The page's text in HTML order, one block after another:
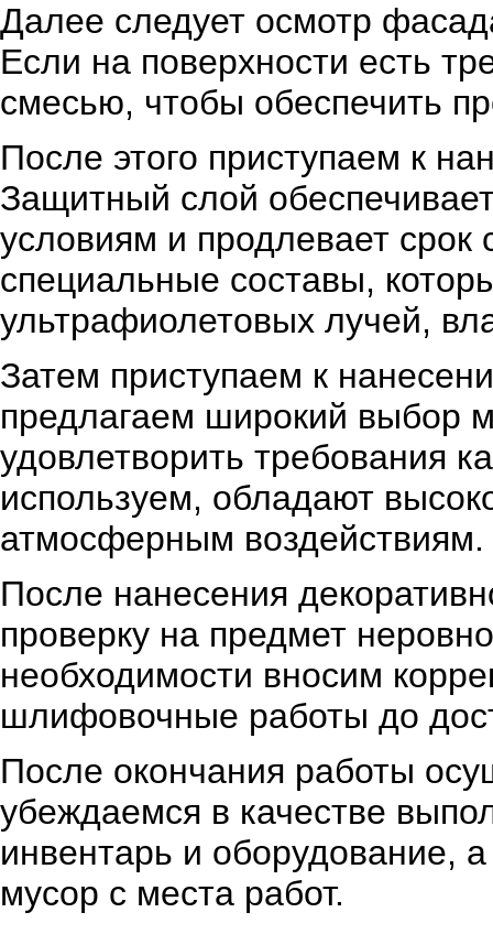
Далее следует осмотр
Если на поверхности есть
смесью, чтобы обеспечить
После этого приступаем к
Защитный слой
условиям и продлевает
специальные составы,
ультрафиолетовых лучей,
Затем приступаем к
предлагаем широкий выбор
удовлетворить требования
используем, обладают
атмосферным воздействиям.
После нанесения
проверку на предмет
необходимости вносим
шлифовочные работы до
После окончания работы
убеждаемся в качестве
инвентарь и оборудование,
мусор с места работ.